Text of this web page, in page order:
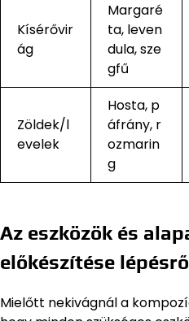
Kísérővir
ág
Margaré
ta, leven
dula, sze
gfű
Zöldek/l
evelek
Hosta, p
áfrány, r
ozmarin
g
Az eszközök és
előkészítése
Mielőtt nekivágnál a